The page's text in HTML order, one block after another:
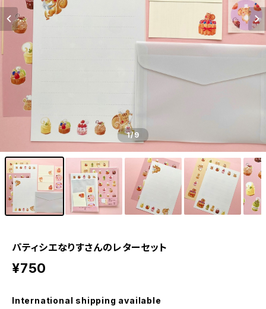
1/9
パティシエなりすさんのレターセット
¥750
International shipping available